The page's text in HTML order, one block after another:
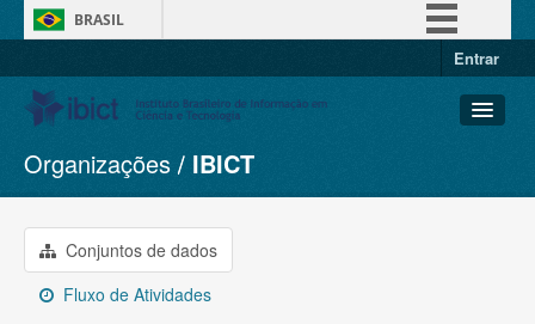
BRASIL
Entrar
Conjuntos de dados
Organizações
Grupos
Sobre
Organizações IBICT
Conjuntos de dados
Fluxo de Atividades